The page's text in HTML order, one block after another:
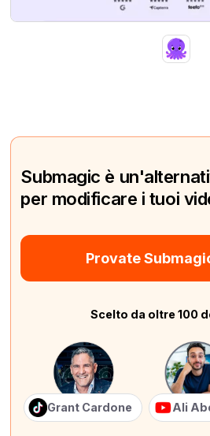
Submagic è
per modificare i tuoi
Provate
Scelto da oltre 100
Grant Cardone Ali